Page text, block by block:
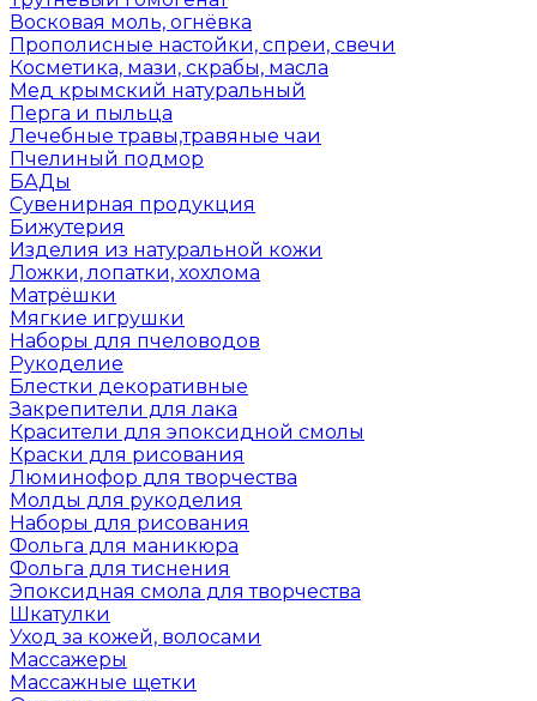
Восковая моль, огнёвка
Прополисные настойки, спреи, свечи
Косметика, мази, скрабы, масла
Мед крымский натуральный
Перга и пыльца
Лечебные травы,травяные чаи
Пчелиный подмор
БАДы
Сувенирная продукция
Бижутерия
Изделия из натуральной кожи
Ложки, лопатки, хохлома
Матрёшки
Мягкие игрушки
Наборы для пчеловодов
Рукоделие
Блестки декоративные
Закрепители для лака
Красители для эпоксидной смолы
Краски для рисования
Люминофор для творчества
Молды для рукоделия
Наборы для рисования
Фольга для маникюра
Фольга для тиснения
Эпоксидная смола для творчества
Шкатулки
Уход за кожей, волосами
Массажеры
Массажные щетки